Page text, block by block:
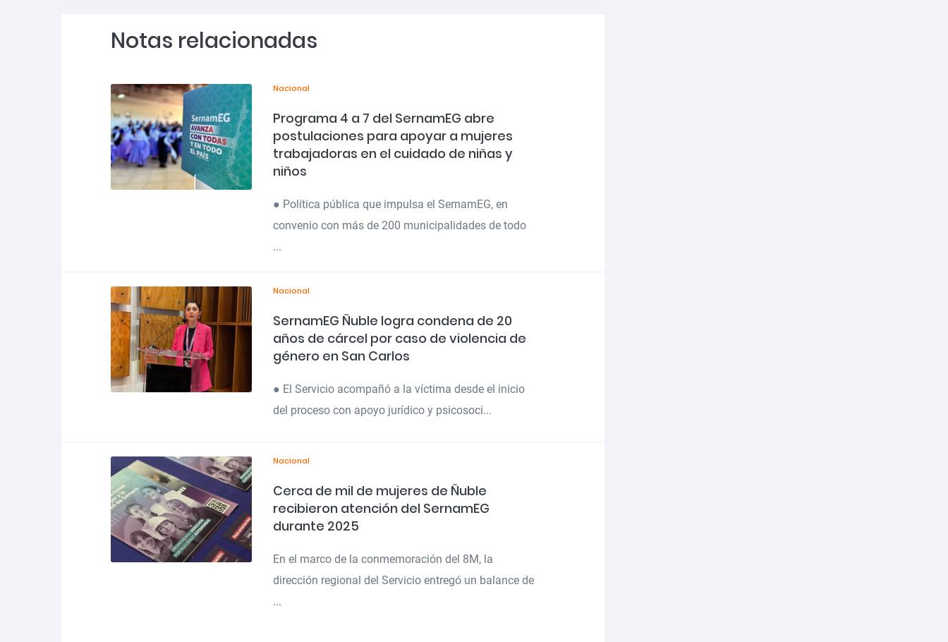
Notas relacionadas
Nacional
Programa 4 a 7 del SernamEG abre
postulaciones para apoyar a mujeres
trabajadoras en el cuidado de niñas y
niños
● Política pública que impulsa el SernamEG, en
convenio con más de 200 municipalidades de todo
...
Nacional
SernamEG Ñuble logra condena de 20
años de cárcel por caso de violencia de
género en San Carlos
● El Servicio acompañó a la víctima desde el inicio
del proceso con apoyo jurídico y psicosoci...
Nacional
Cerca de mil de mujeres de Ñuble
recibieron atención del SernamEG
durante 2025
En el marco de la conmemoración del 8M, la
dirección regional del Servicio entregó un balance de
...